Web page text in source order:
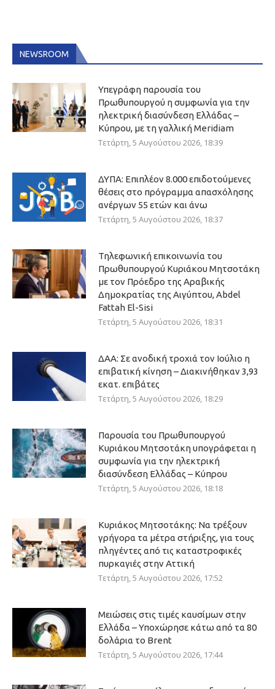
NEWSROOM
Υπεγράφη παρουσία του
Πρωθυπουργού η συμφωνία για την
ηλεκτρική διασύνδεση Ελλάδας –
Κύπρου, με τη γαλλική Meridiam
Τετάρτη, 5 Αυγούστου 2026, 18:39
ΔΥΠΑ: Επιπλέον 8.000 επιδοτούμενες
θέσεις στο πρόγραμμα απασχόλησης
ανέργων 55 ετών και άνω
Τετάρτη, 5 Αυγούστου 2026, 18:37
Τηλεφωνική επικοινωνία του
Πρωθυπουργού Κυριάκου Μητσοτάκη
με τον Πρόεδρο της Αραβικής
Δημοκρατίας της Αιγύπτου, Abdel
Fattah El-Sisi
Τετάρτη, 5 Αυγούστου 2026, 18:31
ΔΑΑ: Σε ανοδική τροχιά τον Ιούλιο η
επιβατική κίνηση – Διακινήθηκαν 3,93
εκατ. επιβάτες
Τετάρτη, 5 Αυγούστου 2026, 18:29
Παρουσία του Πρωθυπουργού
Κυριάκου Μητσοτάκη υπογράφεται η
συμφωνία για την ηλεκτρική
διασύνδεση Ελλάδας – Κύπρου
Τετάρτη, 5 Αυγούστου 2026, 18:18
Κυριάκος Μητσοτάκης: Να τρέξουν
γρήγορα τα μέτρα στήριξης, για τους
πληγέντες από τις καταστροφικές
πυρκαγιές στην Αττική
Τετάρτη, 5 Αυγούστου 2026, 17:52
Μειώσεις στις τιμές καυσίμων στην
Ελλάδα – Υποχώρησε κάτω από τα 80
δολάρια το Brent
Τετάρτη, 5 Αυγούστου 2026, 17:44